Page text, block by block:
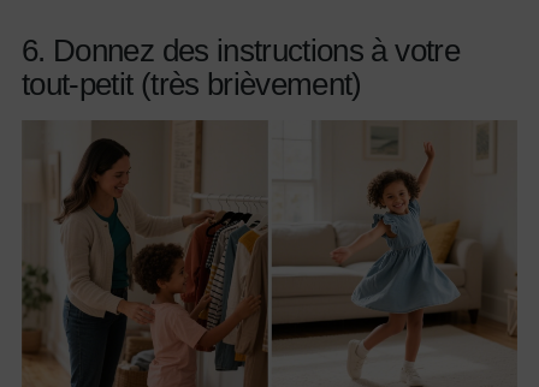
6. Donnez des instructions à votre
tout-petit (très brièvement)